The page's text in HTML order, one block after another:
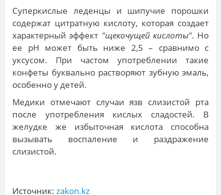
Суперкислые леденцы и шипучие порошки
содержат цитратную кислоту, которая создает
характерный эффект "щекочущей кислоты". Но
ее pH может быть ниже 2,5 – сравнимо с
уксусом. При частом употреблении такие
конфеты буквально растворяют зубную эмаль,
особенно у детей.
Медики отмечают случаи язв слизистой рта
после употребления кислых сладостей. В
желудке же избыточная кислота способна
вызывать воспаление и раздражение
слизистой.
Источник: zakon.kz